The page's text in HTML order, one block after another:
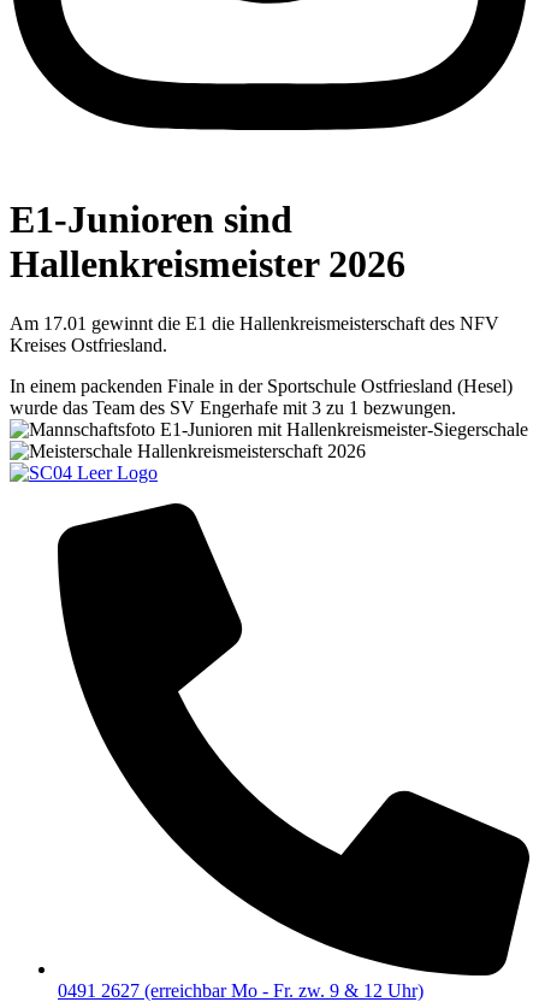
E1-Junioren sind
Hallenkreismeister 2026
Am 17.01 gewinnt die E1 die Hallenkreismeisterschaft des NFV
Kreises Ostfriesland.
In einem packenden Finale in der Sportschule Ostfriesland (Hesel)
wurde das Team des SV Engerhafe mit 3 zu 1 bezwungen.
0491 2627 (erreichbar Mo - Fr. zw. 9 & 12 Uhr)